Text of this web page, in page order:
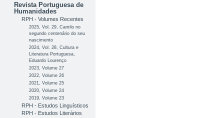
Revista Portuguesa de
Humanidades
RPH - Volumes Recentes
2025, Vol. 29, Camilo no
segundo centenário do seu
nascimento
2024, Vol. 28, Cultura e
Literatura Portuguesa,
Eduardo Lourenço
2023, Volume 27
2022, Volume 26
2021, Volume 25
2020, Volume 24
2019, Volume 23
RPH - Estudos Linguísticos
RPH - Estudos Literários